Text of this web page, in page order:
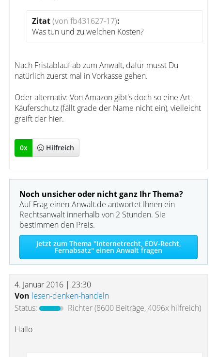
Zitat(von fb431627-17):
Was tun und zu welchen Kosten?
Nach Fristablauf ab zum Anwalt, dafür musst Du
natürlich zuerst mal in Vorkasse gehen.
Oder alternativ: Von Amazon gibt's doch so eine Art
Käuferschutz (fällt grade der Name nicht ein), vielleicht
greift der hier.
0x Hilfreich
Noch unsicher oder nicht ganz Ihr Thema?
Auf Frag-einen-Anwalt.de antwortet Ihnen ein
Rechtsanwalt innerhalb von 2 Stunden. Sie
bestimmen den Preis.
Jetzt zum Thema "Internetrecht, EDV-Recht,
Fernabsatz" einen Anwalt fragen
4. Januar 2016 | 23:30
Von lesen-denken-handeln
Status:
Richter(8600 Beiträge, 4096x hilfreich)
Hallo